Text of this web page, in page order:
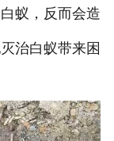
蚁，反而会造
治白蚁带来困